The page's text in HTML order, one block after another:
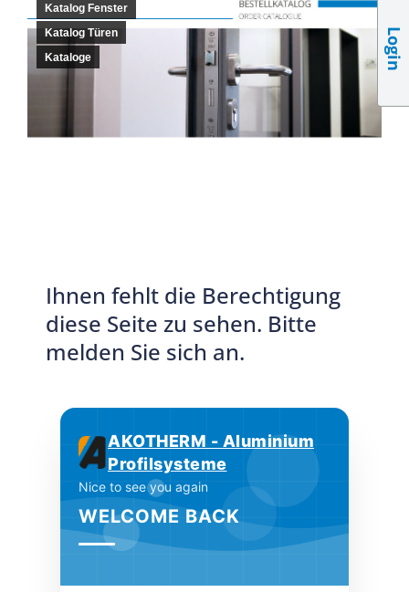
Katalog Fenster
Katalog Türen
Kataloge
Ihnen fehlt die Berechtigung
diese Seite zu sehen. Bitte
melden Sie sich an.
AKOTHERM - Aluminium
Profilsysteme
Nice to see you again
WELCOME BACK
Login